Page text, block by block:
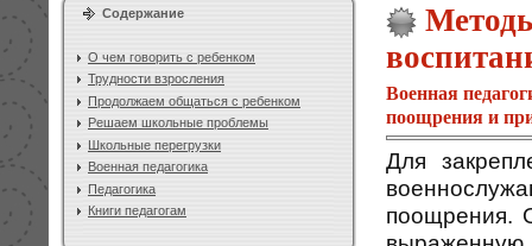
Содержание
О чем говорить с ребенком
Трудности взросления
Продолжаем общаться с ребенком
Решаем школьные проблемы
Школьные перегрузки
Военная педагогика
Педагогика
Книги педагогам
Военная
поощрения и
Для
поощрения.